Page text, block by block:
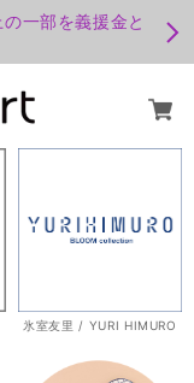
一部を義援金と
氷室友里 / YURI HIMURO